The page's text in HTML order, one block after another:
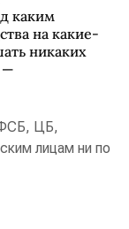
каким
на какие-
никаких
—
ФСБ, ЦБ,
лицам ни по